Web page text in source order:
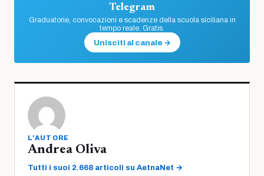
Telegram
Graduatorie, convocazioni e scadenze della scuola siciliana in
tempo reale. Gratis.
Unisciti al canale →
L'AUTORE
Andrea Oliva
Tutti i suoi 2.668 articoli su AetnaNet →